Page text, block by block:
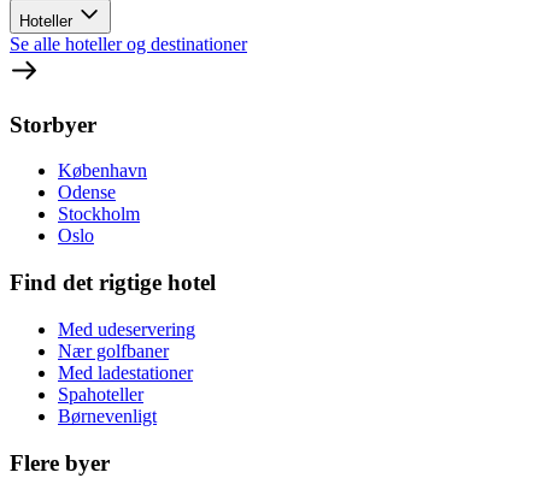
Hoteller
Se alle hoteller og destinationer
Storbyer
København
Odense
Stockholm
Oslo
Find det rigtige hotel
Med udeservering
Nær golfbaner
Med ladestationer
Spahoteller
Børnevenligt
Flere byer